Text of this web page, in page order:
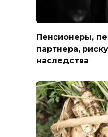
Пенсионеры,
партнера,
наследства